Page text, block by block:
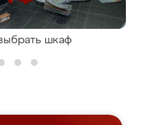
шкаф